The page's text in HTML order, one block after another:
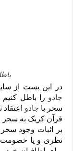
در این پست از
جادو را باطل کنیم
سحر یا جادو
قرآن کریک به سحر
بر اثبات وجود
نظری و یا خصومت